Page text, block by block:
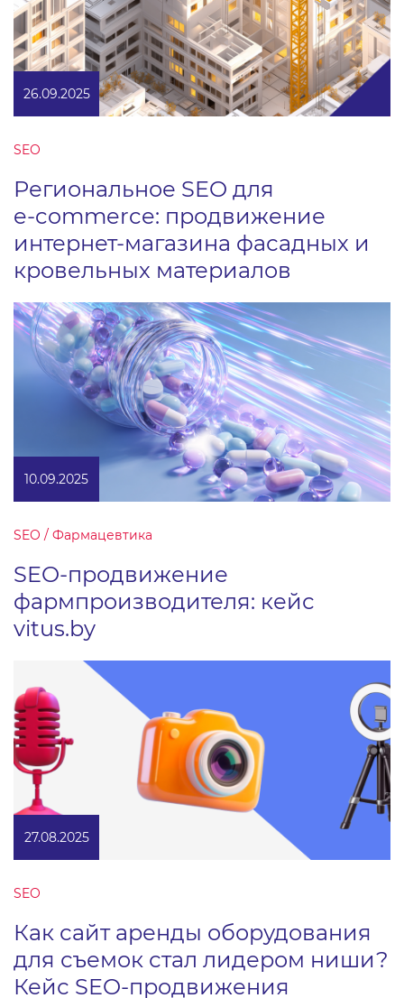
26.09.2025
SEO
Региональное SEO для
e‑commerce: продвижение
интернет-магазина фасадных и
кровельных материалов
10.09.2025
SEO / Фармацевтика
SEO-продвижение
фармпроизводителя: кейс
vitus.by
27.08.2025
SEO
Как сайт аренды оборудования
для съемок стал лидером ниши?
Кейс SEO-продвижения